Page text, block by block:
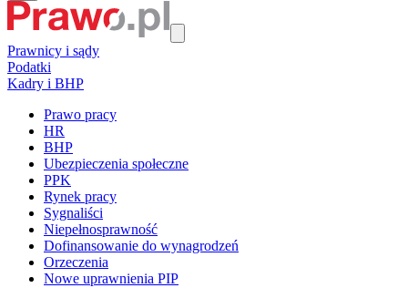
Prawnicy i sądy
Podatki
Kadry i BHP
Prawo pracy
HR
BHP
Ubezpieczenia społeczne
PPK
Rynek pracy
Sygnaliści
Niepełnosprawność
Dofinansowanie do wynagrodzeń
Orzeczenia
Nowe uprawnienia PIP